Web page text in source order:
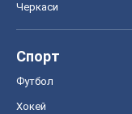
Черкаси
Спорт
Футбол
Хокей